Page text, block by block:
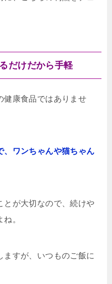
だけだから手軽
健康食品ではありませ
、ワンちゃんや猫ちゃん
とが大切なので、続けや
。
ますが、いつものご飯に